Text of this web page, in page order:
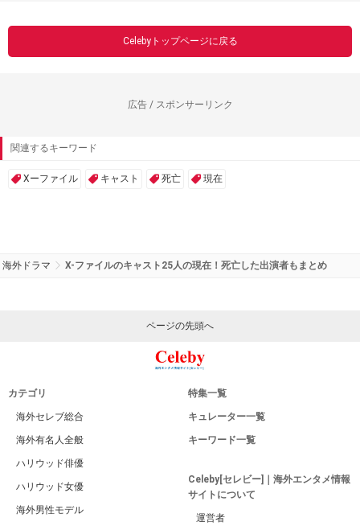
Celebyトップページに戻る
広告 / スポンサーリンク
関連するキーワード
Xーファイル キャスト 死亡 現在
海外ドラマ X-ファイルのキャスト25人の現在！死亡した出演者もまとめ
ページの先頭へ
カテゴリ
海外セレブ総合
海外有名人全般
ハリウッド俳優
ハリウッド女優
海外男性モデル
特集一覧
キュレーター一覧
キーワード一覧
Celeby[セレビー]｜海外エンタメ情報
サイトについて
運営者